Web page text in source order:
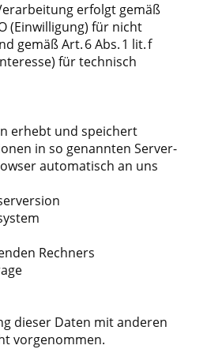
erfolgt gemäß
(Einwilligung) für nicht
gemäß Art. 6 Abs. 1 lit. f
für technisch
erhebt und speichert
in so genannten Server-
automatisch an uns
Rechners
dieser Daten mit anderen
vorgenommen.